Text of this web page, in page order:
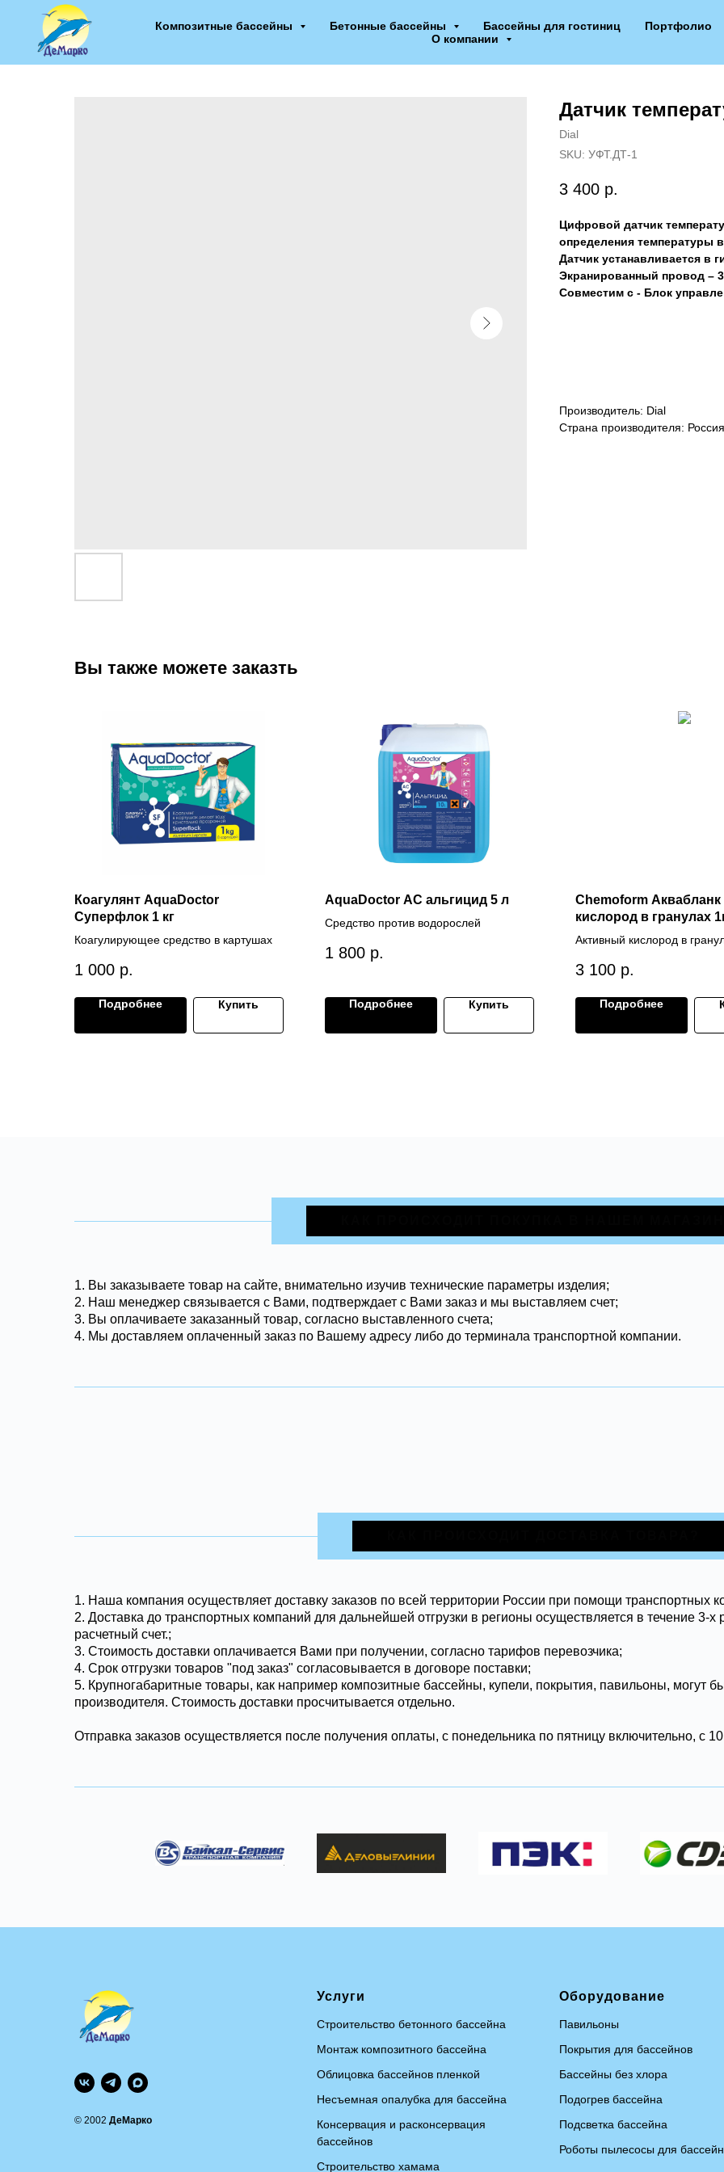
Композитные бассейны Бетонные бассейны Бассейны для гостиниц
Портфолио
О компании
Датчик
Dial
SKU: УФТ.ДТ-1
3 400 р.
Цифровой датчик
определения температуры
Датчик устанавливается в
Экранированный провод –
Совместим с - Блок
Производитель: Dial
Страна производителя: Россия
Вы также можете заказть
Коагулянт AquaDoctor
Суперфлок 1 кг
Коагулирующее средство в картушах
1 000 р.
Подробнее Купить
AquaDoctor AC альгицид 5 л
Средство против водорослей
1 800 р.
Подробнее Купить
Chemoform
кислород в гранулах
Активный кислород в
3 100 р.
Подробнее
1. Вы заказываете товар на сайте, внимательно изучив технические параметры изделия;
2. Наш менеджер связывается с Вами, подтверждает с Вами заказ и мы выставляем счет;
3. Вы оплачиваете заказанный товар, согласно выставленного счета;
4. Мы доставляем оплаченный заказ по Вашему адресу либо до терминала транспортной компании.
1. Наша компания осуществляет доставку заказов по всей территории России при помощи транспортных
2. Доставка до транспортных компаний для дальнейшей отгрузки в регионы осуществляется в течение 3-
расчетный счет.;
3. Стоимость доставки оплачивается Вами при получении, согласно тарифов перевозчика;
4. Срок отгрузки товаров "под заказ" согласовывается в договоре поставки;
5. Крупногабаритные товары, как например композитные бассейны, купели, покрытия, павильоны, могут
производителя. Стоимость доставки просчитывается отдельно.
Отправка заказов осуществляется после получения оплаты, с понедельника по пятницу включительно, с
© 2002 ДеМарко
Услуги
Строительство бетонного бассейна
Монтаж композитного бассейна
Облицовка бассейнов пленкой
Несъемная опалубка для бассейна
Консервация и расконсервация
бассейнов
Строительство хамама
Оборудование
Павильоны
Покрытия для бассейнов
Бассейны без хлора
Подогрев бассейна
Подсветка бассейна
Роботы пылесосы для